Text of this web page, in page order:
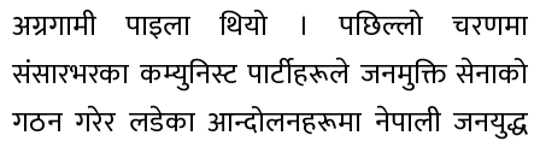
अग्रगामी पाइला थियो । पछिल्लो चरणमा
संसारभरका कम्युनिस्ट पार्टीहरूले जनमुक्ति सेनाको
गठन गरेर लडेका आन्दोलनहरूमा नेपाली जनयुद्ध